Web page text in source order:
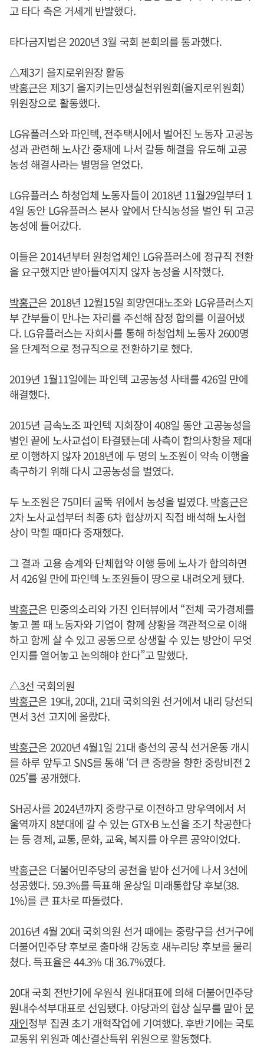
고 타다 측은 거세게 반발했다.
타다금지법은 2020년 3월 국회 본회의를 통과했다.
△제3기 을지로위원장 활동
박홍근은 제3기 을지키는민생실천위원회(을지로위원회)
위원장으로 활동했다.
LG유플러스와 파인텍, 전주택시에서 벌어진 노동자 고공농
성과 관련해 노사간 중재에 나서 갈등 해결을 유도해 고공
농성 해결사라는 별명을 얻었다.
LG유플러스 하청업체 노동자들이 2018년 11월29일부터 1
4일 동안 LG유플러스 본사 앞에서 단식농성을 벌인 뒤 고공
농성에 들어갔다.
이들은 2014년부터 원청업체인 LG유플러스에 정규직 전환
을 요구했지만 받아들여지지 않자 농성을 시작했다.
박홍근은 2018년 12월15일 희망연대노조와 LG유플러스지
부 간부들이 만나는 자리를 주선해 잠정 합의를 이끌어냈
다. LG유플러스는 자회사를 통해 하청업체 노동자 2600명
을 단계적으로 정규직으로 전환하기로 했다.
2019년 1월11일에는 파인텍 고공농성 사태를 426일 만에
해결했다.
2015년 금속노조 파인텍 지회장이 408일 동안 고공농성을
벌인 끝에 노사교섭이 타결됐는데 사측이 합의사항을 제대
로 이행하지 않자 2018년에 두 명의 노조원이 약속 이행을
촉구하기 위해 다시 고공농성을 벌였다.
두 노조원은 75미터 굴뚝 위에서 농성을 벌였다.박홍근은
2차 노사교섭부터 최종 6차 협상까지 직접 배석해 노사협
상이 막힐 때마다 중재했다.
그 결과 고용 승계와 단체협약 이행 등에 노사가 합의하면
서 426일 만에 파인텍 노조원들이 땅으로 내려오게 됐다.
박홍근은 민중의소리와 가진 인터뷰에서 “전체 국가경제를
놓고 볼 때 노동자와 기업이 함께 상황을 객관적으로 이해
하고 함께 살 수 있고 공동으로 상생할 수 있는 방안이 무엇
인지를 열어놓고 논의해야 한다”고 말했다.
△3선 국회의원
박홍근은 19대, 20대, 21대 국회의원 선거에서 내리 당선되
면서 3선 고지에 올랐다.
박홍근은 2020년 4월1일 21대 총선의 공식 선거운동 개시
를 하루 앞두고 SNS를 통해 ‘더 큰 중랑을 향한 중랑비전 2
025’를 공개했다.
SH공사를 2024년까지 중랑구로 이전하고 망우역에서 서
울역까지 8분대에 갈 수 있는 GTX-B 노선을 조기 착공한다
는 등 경제, 교통, 문화, 교육, 복지를 아우른 공약이었다.
박홍근은 더불어민주당의 공천을 받아 선거에 나서 3선에
성공했다. 59.3%를 득표해 윤상일 미래통합당 후보(38.
1%)를 큰 표차로 따돌렸다.
2016년 4월 20대 국회의원 선거 때에는 중랑구을 선거구에
더불어민주당 후보로 출마해 강동호 새누리당 후보를 물리
쳤다. 득표율은 44.3% 대 36.7%였다.
20대 국회 전반기에 우원식 원내대표에 의해 더불어민주당
원내수석부대표로 선임됐다. 야당과의 협상 실무를 맡아문
재인정부 집권 초기 개혁작업에 기여했다. 후반기에는 국토
교통위 위원과 예산결산특위 위원으로 활동했다.